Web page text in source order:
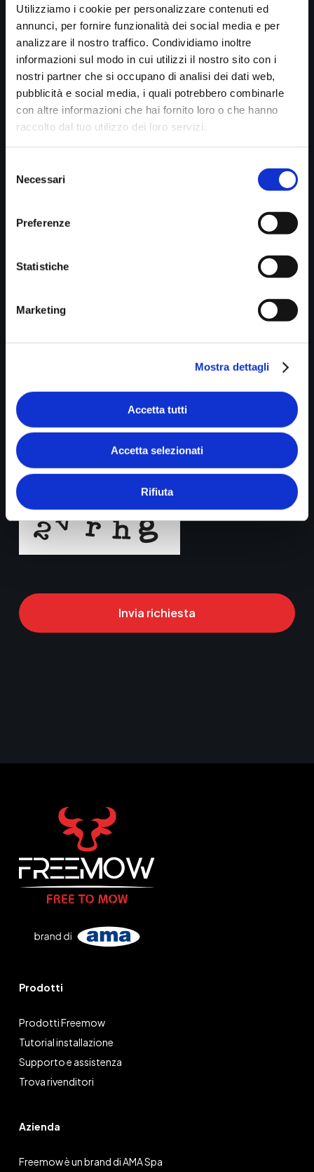
Utilizziamo i cookie per personalizzare contenuti ed
annunci, per fornire funzionalità dei social media e per
analizzare il nostro traffico. Condividiamo inoltre
informazioni sul modo in cui utilizzi il nostro sito con i
nostri partner che si occupano di analisi dei dati web,
pubblicità e social media, i quali potrebbero combinarle
con altre informazioni che hai fornito loro o che hanno
raccolto dal tuo utilizzo dei loro servizi.
delNecessari
Preferenze
Statistiche
Marketing
Mostra dettagli
Accetta tutti
Accetta selezionati
Rifiuta
Utente *
Messaggio *
informativa sulla
risposta al messaggio inviato e verranno trattati nel rispetto
della privacy policy del presente sito
Digita i caratteri sotto (aiutaci a prevenire lo spam.
Invia richiesta
Prodotti
Prodotti Freemow
Tutorial installazione
Supporto e assistenza
Trova rivenditori
Azienda
Freemow è un brand di AMA Spa